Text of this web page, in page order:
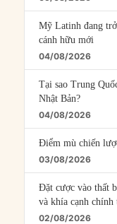
Mỹ Latinh đang
cánh hữu mới
04/08/2026
Tại sao Trung
Nhật Bản?
04/08/2026
Điểm mù chiến
03/08/2026
Đặt cược vào thất
và khía cạnh
02/08/2026